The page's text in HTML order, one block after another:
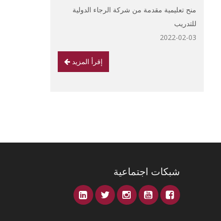
منح تعليمية مقدمة من شركة الرجاء الدولية
للتدريب
2022-02-03
إقرأ المزيد
شبكات اجتماعية